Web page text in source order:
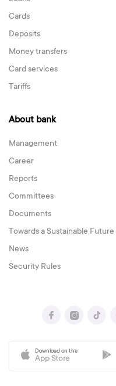
Cards
Deposits
Money transfers
Card services
Tariffs
About bank
Management
Career
Reports
Committees
Documents
Towards a Sustainable Future
News
Security Rules
Download on the
App Store